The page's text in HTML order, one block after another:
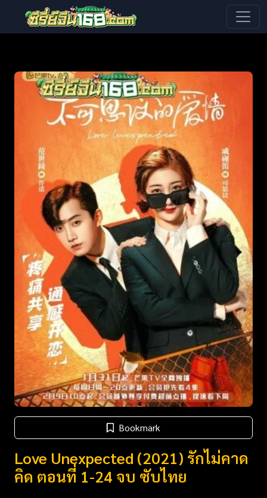
Bookmark
Love Unexpected (2021) รักไม่คาด
คิด ตอนที่ 1-24 จบ ซับไทย